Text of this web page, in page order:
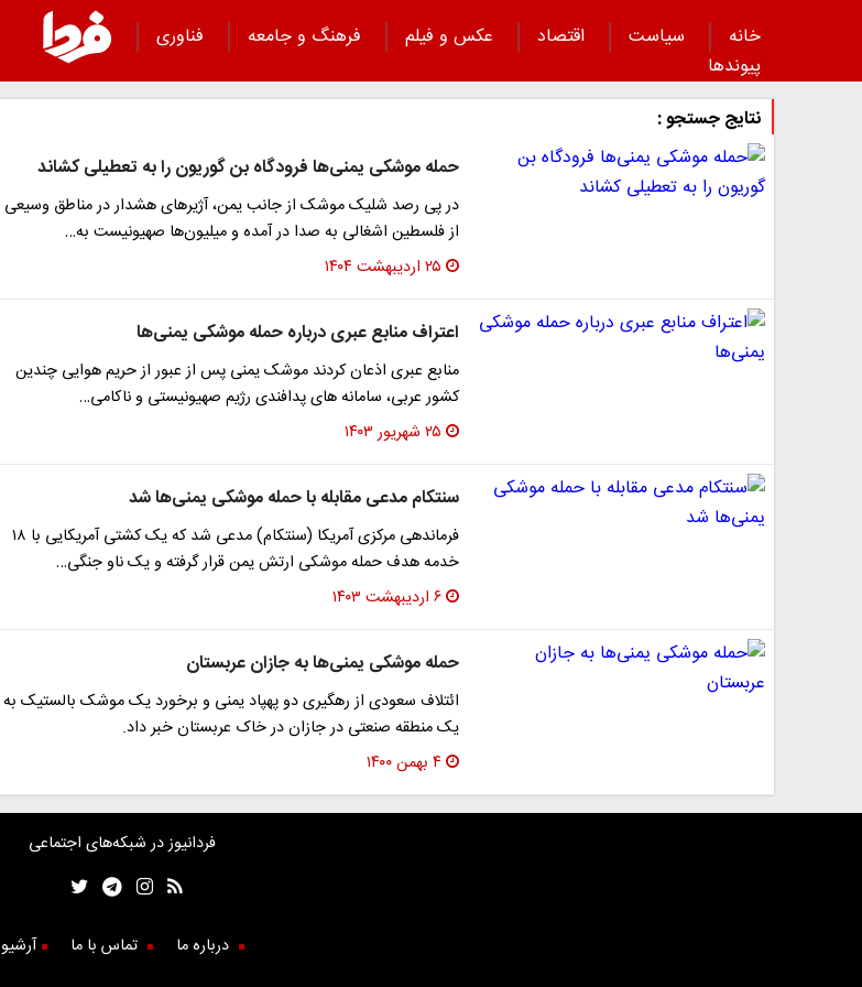
خانه سیاست اقتصاد عکس و فیلم فرهنگ و جامعه
فناوری
پیوند‌ها
نتایج جستجو :
حمله موشکی یمنی‌ها فرودگاه بن گوریون را به تعطیلی کشاند
در پی رصد شلیک موشک از جانب یمن، آژیرهای هشدار در مناطق وسیعی
از فلسطین اشغالی به صدا در آمده و میلیون‌ها صهیونیست به…
۲۵ اردیبهشت ۱۴۰۴
اعتراف منابع عبری درباره حمله موشکی یمنی‌ها
منابع عبری اذعان کردند موشک یمنی پس از عبور از حریم هوایی چندین
کشور عربی، سامانه های پدافندی رژیم صهیونیستی و ناکامی…
۲۵ شهریور ۱۴۰۳
سنتکام مدعی مقابله با حمله موشکی یمنی‌ها شد
فرماندهی مرکزی آمریکا (سنتکام) مدعی شد که یک کشتی آمریکایی با ۱۸
خدمه هدف حمله موشکی ارتش یمن قرار گرفته و یک ناو جنگی…
۶ اردیبهشت ۱۴۰۳
حمله موشکی یمنی‌ها به جازان عربستان
ائتلاف سعودی از رهگیری دو پهپاد یمنی و برخورد یک موشک بالستیک به
یک منطقه صنعتی در جازان در خاک عربستان خبر داد.
۴ بهمن ۱۴۰۰
فردانیوز در شبکه‌های اجتماعی
درباره ما تماس با ما آرشیو